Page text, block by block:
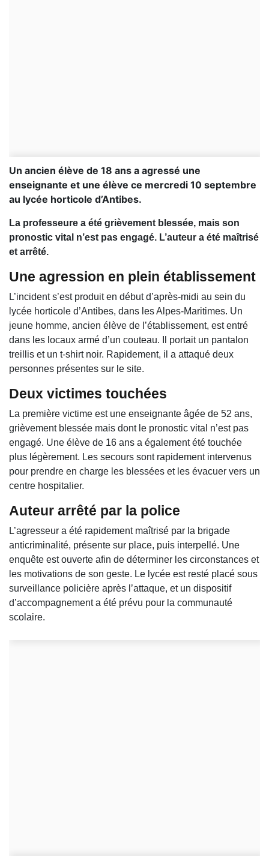
Un ancien élève de 18 ans a agressé une
enseignante et une élève ce mercredi 10 septembre
au lycée horticole d’Antibes.
La professeure a été grièvement blessée, mais son
pronostic vital n’est pas engagé. L’auteur a été maîtrisé
et arrêté.
Une agression en plein établissement
L’incident s’est produit en début d’après-midi au sein du
lycée horticole d’Antibes, dans les Alpes-Maritimes. Un
jeune homme, ancien élève de l’établissement, est entré
dans les locaux armé d’un couteau. Il portait un pantalon
treillis et un t-shirt noir. Rapidement, il a attaqué deux
personnes présentes sur le site.
Deux victimes touchées
La première victime est une enseignante âgée de 52 ans,
grièvement blessée mais dont le pronostic vital n’est pas
engagé. Une élève de 16 ans a également été touchée
plus légèrement. Les secours sont rapidement intervenus
pour prendre en charge les blessées et les évacuer vers un
centre hospitalier.
Auteur arrêté par la police
L’agresseur a été rapidement maîtrisé par la brigade
anticriminalité, présente sur place, puis interpellé. Une
enquête est ouverte afin de déterminer les circonstances et
les motivations de son geste. Le lycée est resté placé sous
surveillance policière après l’attaque, et un dispositif
d’accompagnement a été prévu pour la communauté
scolaire.